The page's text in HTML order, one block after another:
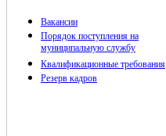
Вакансии
Порядок поступления на
муниципальную службу
Квалификационные требования
Резерв кадров